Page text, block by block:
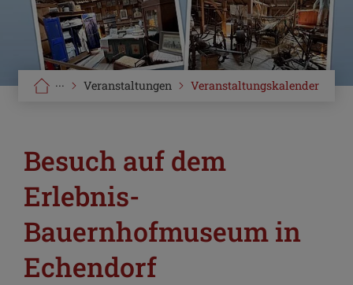
Veranstaltungskalender
Veranstaltungen
···
Besuch auf dem
Erlebnis-
Bauernhofmuseum in
Echendorf